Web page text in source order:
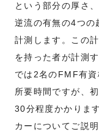
という部分の厚さ
逆流の有無の4つの
計測します。この
を持った者が計測
では2名のFMF有
所要時間ですが、
30分程度かかりま
カーについてご説明